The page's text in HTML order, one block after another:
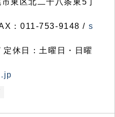
東区北二十八条東5丁
：011-753-9148 / s
休日：土曜日・日曜